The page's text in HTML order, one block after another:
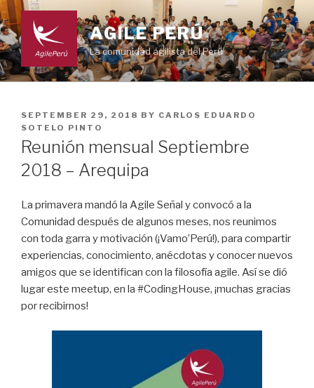
Skip
to
content
AGILE PERÚ
La comunidad agilista del Perú
POSTED
ON
SEPTEMBER 29, 2018 BY CARLOS EDUARDO
SOTELO PINTO
Reunión mensual Septiembre
2018 – Arequipa
La primavera mandó la Agile Señal y convocó a la
Comunidad después de algunos meses, nos reunimos
con toda garra y motivación (¡Vamo’Perú!), para compartir
experiencias, conocimiento, anécdotas y conocer nuevos
amigos que se identifican con la filosofía agile. Así se dió
lugar este meetup, en la #CodingHouse, ¡muchas gracias
por recibirnos!